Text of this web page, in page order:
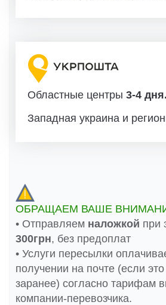
Областные центры 3-4 дня.
Западная украина и
ОБРАЩАЕМ ВАШЕ
• Отправляем наложкой при
300грн, без предоплат
• Услуги пересылки
получении на почте (если
заранее) согласно тарифам
компании-перевозчика.